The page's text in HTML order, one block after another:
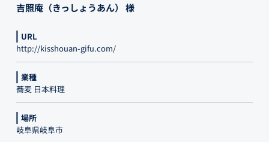
吉照庵（きっしょうあん） 様
URL
http://kisshouan-gifu.com/
業種
蕎麦 日本料理
場所
岐阜県岐阜市